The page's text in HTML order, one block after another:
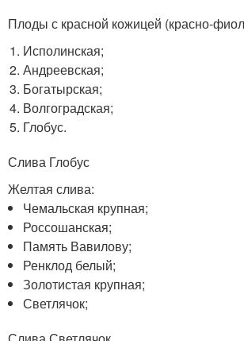
Плоды с красной кожицей (красно-
Исполинская;
Андреевская;
Богатырская;
Волгоградская;
Глобус.
Слива Глобус
Желтая слива:
Чемальская крупная;
Россошанская;
Память Вавилову;
Ренклод белый;
Золотистая крупная;
Светлячок;